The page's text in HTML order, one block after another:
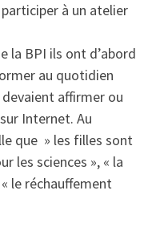
à un atelier
la BPI ils ont d’abord
au quotidien
affirmer ou
Internet. Au
que » les filles sont
les sciences », « la
le réchauffement